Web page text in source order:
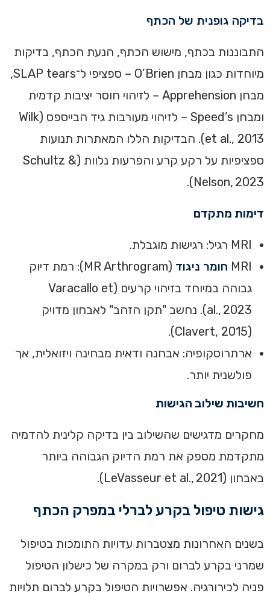
בדיקה גופנית של הכתף
התבוננות בכתף, מישוש הכתף, הנעת הכתף, בדיקות
מיוחדות כגון מבחן O’Brien – ספציפי ל־SLAP tears,
מבחן Apprehension – לזיהוי חוסר יציבות קדמית
ומבחן Speed’s – לזיהוי מעורבות גיד הבייספס (Wilk
et al., 2013). הבדיקות הללו המאתרות תנועות
ספציפיות על רקע קרע והפרעות נלוות (Schultz &
Nelson, 2023).
דימות מתקדם
MRI רגיל: רגישות מוגבלת.
MRI חומר ניגוד
(MR Arthrogram): רמת דיוק
גבוהה במיוחד בזיהוי קרעים (Varacallo et
al., 2023). נחשב "תקן הזהב" לאבחון מדויק
(Clavert, 2015).
ארתרוסקופיה: אבחנה ודאית מבחינה ויזואלית, אך
פולשנית יותר.
חשיבות שילוב הגישות
מחקרים מדגישים שהשילוב בין בדיקה קלינית להדמיה
מתקדמת מספק את רמת הדיוק הגבוהה ביותר
באבחון (LeVasseur et al., 2021).
גישות טיפול בקרע לברלי במפרק הכתף
בשנים האחרונות מצטברות עדויות התומכות בטיפול
שמרני בקרע לברום ורק במקרה של כישלון הטיפול
פניה לכירורגיה. אפשרויות הטיפול בקרע לברום תלויות